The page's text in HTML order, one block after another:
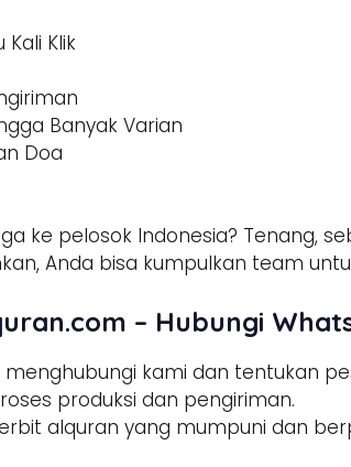
Klik
Banyak Varian
Doa
ke pelosok Indonesia? Tenang,
Anda bisa kumpulkan team
– Hubungi
menghubungi kami dan tentukan
produksi dan pengiriman.
alquran yang mumpuni dan